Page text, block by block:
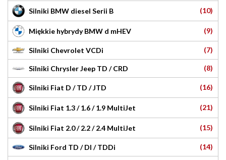
Silniki BMW diesel Serii B (10)
Miękkie hybrydy BMW d mHEV (9)
Silniki Chevrolet VCDi (7)
Silniki Chrysler Jeep TD / CRD (8)
Silniki Fiat D / TD / JTD (16)
Silniki Fiat 1.3 / 1.6 / 1.9 MultiJet (21)
Silniki Fiat 2.0 / 2.2 / 2.4 MultiJet (15)
Silniki Ford TD / DI / TDDi (14)